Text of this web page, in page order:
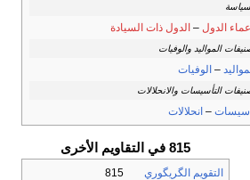
الدول – الدول ذات السيادة
المواليد والوفيات
– الوفيات
التأسيسات والانحلالات
– انحلالات
815 في التقاويم الأخرى
التقويم الگريگوري
815